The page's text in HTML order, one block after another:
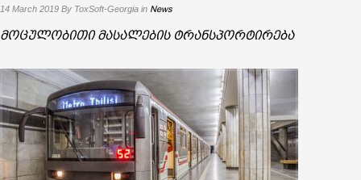
14 March 2019 By ToxSoft-Georgia in News
მოცულობითი მასალების ტრანსპორტირება